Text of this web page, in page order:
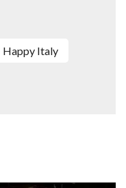
Happy Italy